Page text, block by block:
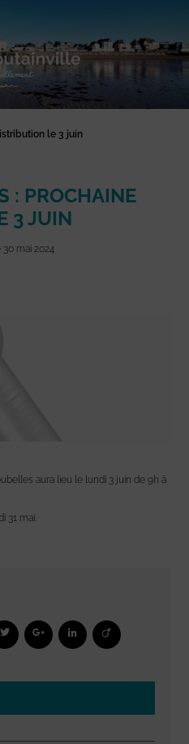
le 3 juin
: PROCHAINE
3 JUIN
30 mai 2024
aura lieu le lundi 3 juin de 9h à
31 mai.